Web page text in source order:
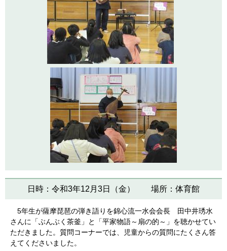
日時：令和3年12月3日（金） 場所：体育館
5年生が薩摩琵琶の弾き語りを錦心流一水会会長 田中井琇水
さんに「ぶんぶく茶釜」と「平家物語～扇の的～」を聴かせてい
ただきました。質問コーナーでは、児童からの質問にたくさん答
えてくださいました。